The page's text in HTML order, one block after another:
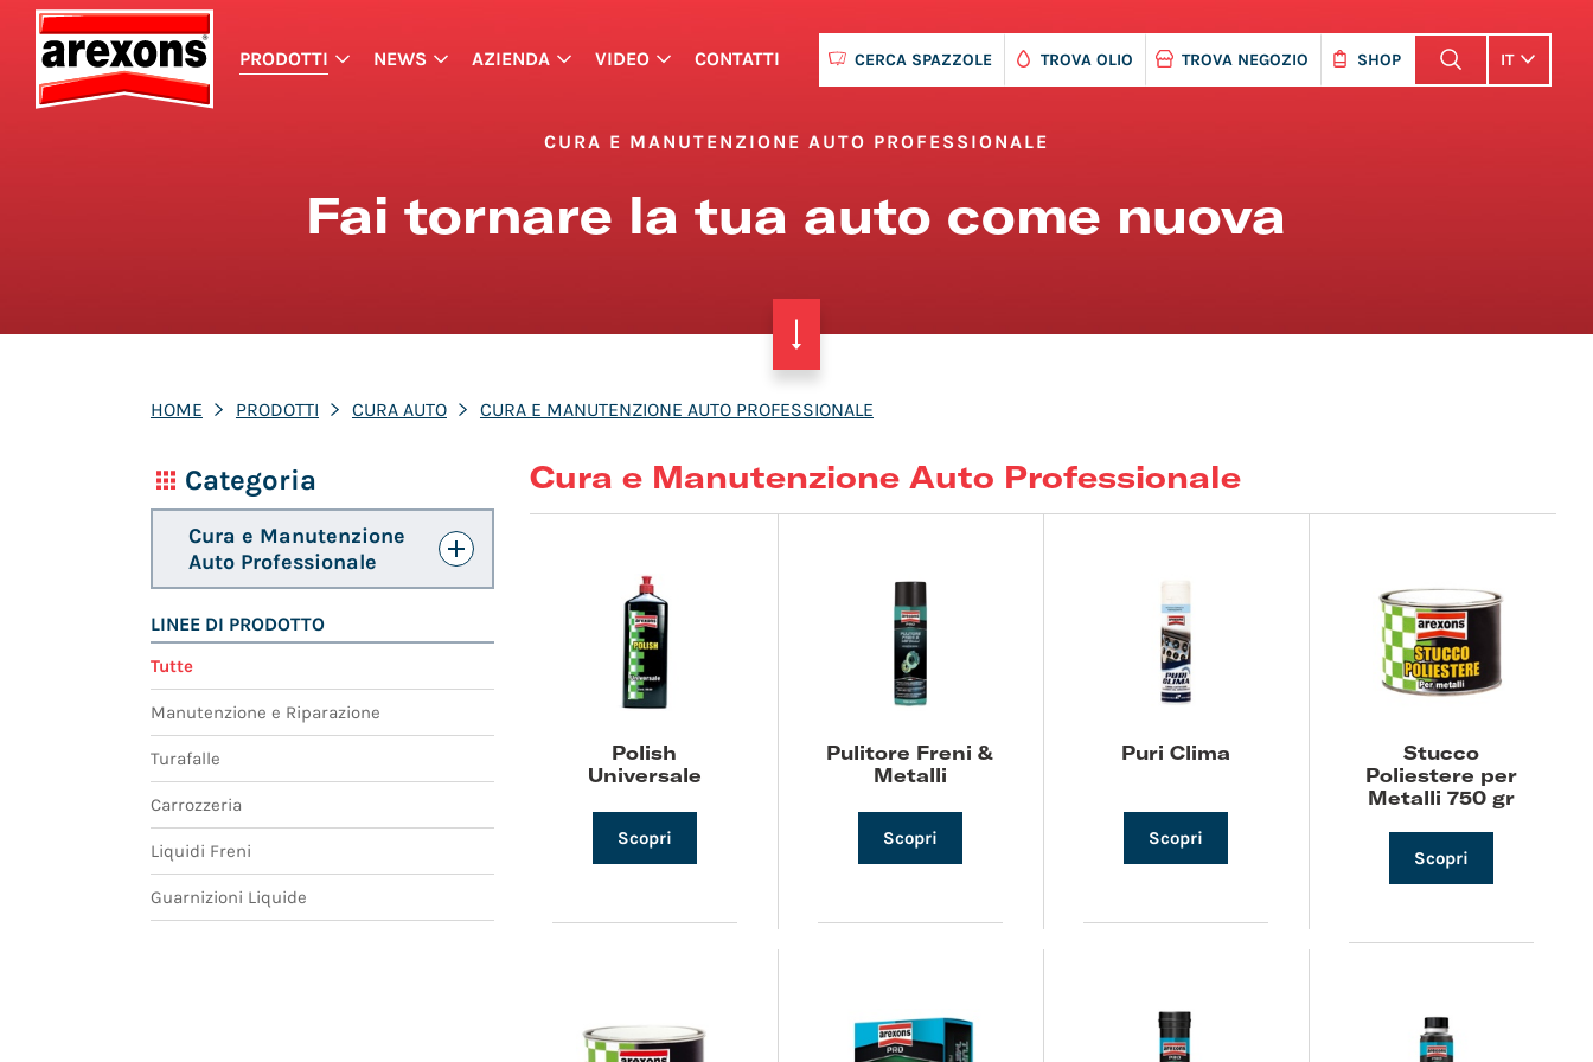
PRODOTTI NEWS AZIENDA VIDEO CONTATTI CERCA SPAZZOLE TROVA OLIO TROVA NEGOZIO SHOP IT
CURA E MANUTENZIONE AUTO PROFESSIONALE
Fai tornare la tua auto come nuova
HOME PRODOTTI CURA AUTO CURA E MANUTENZIONE AUTO PROFESSIONALE
Categoria
Cura e Manutenzione
Auto Professionale
LINEE DI PRODOTTO
Tutte
Manutenzione e Riparazione
Turafalle
Carrozzeria
Liquidi Freni
Guarnizioni Liquide
Cura e Manutenzione Auto Professionale
Polish
Universale
Scopri
Pulitore Freni &
Metalli
Scopri
Puri Clima
Scopri
Stucco
Poliestere per
Metalli 750 gr
Scopri